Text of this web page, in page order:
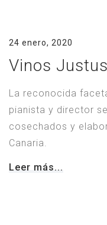
24 enero, 2020
Vinos
La reconocida
pianista y director
cosechados y
Canaria.
Leer más...